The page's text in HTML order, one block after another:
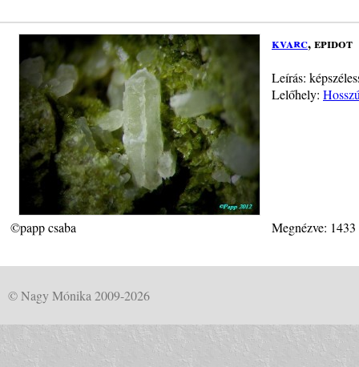
kvarc, epidot
Leírás:
Lelőhely:
©papp csaba Megnézve:
© Nagy Mónika 2009-2026